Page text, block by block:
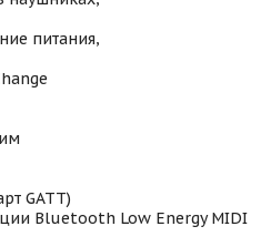
питания,
GATT)
Bluetooth Low Energy MIDI